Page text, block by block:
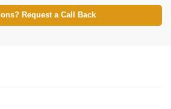
Request a Call Back